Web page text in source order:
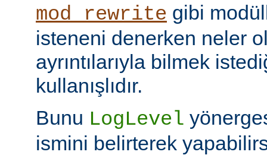
mod_rewrite gibi
isteneni denerken neler
ayrıntılarıyla bilmek
kullanışlıdır.
Bunu LogLevel
ismini belirterek